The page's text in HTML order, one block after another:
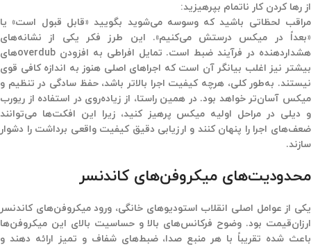
از رها کردن کار ناتمام بپرهیزید:
مراقب لحظاتی باشید که وسوسه می‌شوید بگویید «قابل قبول است» یا
«بعداً در میکس درستش می‌کنیم». این طرز فکر یکی از نشانه‌های
هشداردهنده در فرآیند ضبط است. تمایل افراطی به افزودن overdubهای
بیشتر نیز اغلب بیانگر آن است که اجراهای اصلی هنوز به اندازه کافی قوی
نیستند. به‌طور کلی، هرچه کیفیت اجرا بالاتر باشد، حفظ سادگی در تنظیم و
میکس آسان‌تر خواهد بود. در همین راستا، از زیاده‌روی در استفاده از ریورب
و دیلی در مراحل اولیه میکس پرهیز کنید، زیرا این افکت‌ها می‌توانند
ضعف‌های اجرا را پنهان کنند و ارزیابی دقیق کیفیت واقعی برداشت را دشوار
سازند.
محدودیت‌های میکروفن‌های کاندنسر
یکی از عوامل اصلی انقلاب استودیوهای خانگی، ورود میکروفن‌های کاندنسر
ارزان‌قیمت بود. وضوح فرکانس‌های بالا و حساسیت بالای این میکروفن‌ها
باعث شده تقریباً با هر منبع صدا، ضبط‌های شفاف و تمیز ارائه دهند و